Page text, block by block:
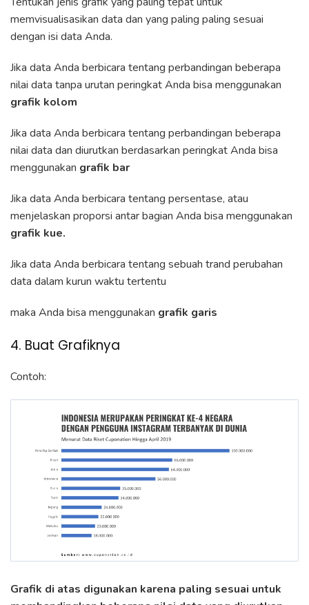
memvisualisasikan data dan yang paling paling sesuai
dengan isi data Anda.
Jika data Anda berbicara tentang perbandingan beberapa
nilai data tanpa urutan peringkat Anda bisa menggunakan
grafik kolom
Jika data Anda berbicara tentang perbandingan beberapa
nilai data dan diurutkan berdasarkan peringkat Anda bisa
menggunakan grafik bar
Jika data Anda berbicara tentang persentase, atau
menjelaskan proporsi antar bagian Anda bisa menggunakan
grafik kue.
Jika data Anda berbicara tentang sebuah trand perubahan
data dalam kurun waktu tertentu
maka Anda bisa menggunakan grafik garis
4. Buat Grafiknya
Contoh:
Grafik di atas digunakan karena paling sesuai untuk